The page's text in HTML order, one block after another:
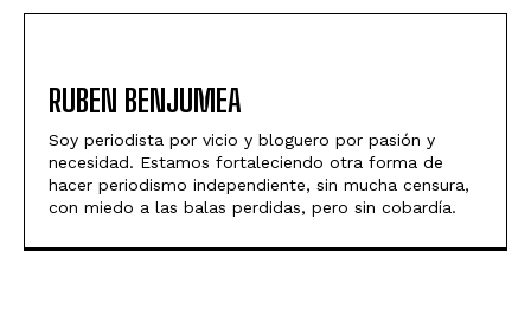
RUBEN BENJUMEA
Soy periodista por vicio y bloguero por pasión y
necesidad. Estamos fortaleciendo otra forma de
hacer periodismo independiente, sin mucha censura,
con miedo a las balas perdidas, pero sin cobardía.